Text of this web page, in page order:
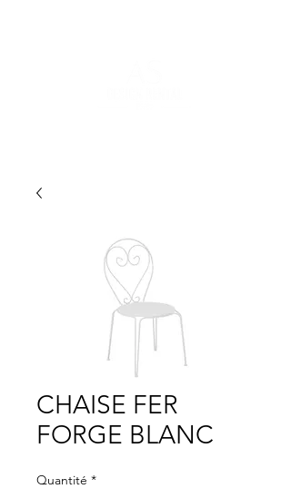
CHAISE FER
FORGE BLANC
Quantité *